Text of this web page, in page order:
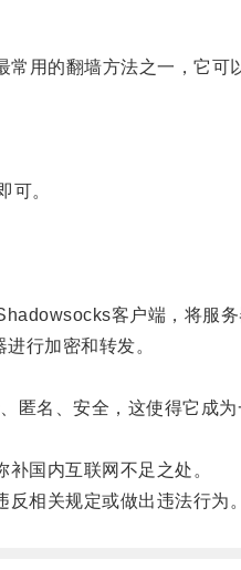
的翻墙方法之一，它可
可。
客户端，将服务
行加密和转发。
名、安全，这使得它成
国内互联网不足之处。
相关规定或做出违法行为。